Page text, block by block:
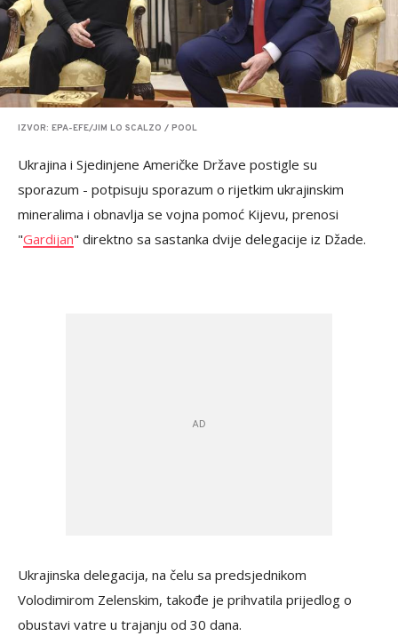
IZVOR: EPA-EFE/JIM LO SCALZO / POOL
Ukrajina i Sjedinjene Američke Države postigle su
sporazum - potpisuju sporazum o rijetkim ukrajinskim
mineralima i obnavlja se vojna pomoć Kijevu, prenosi
"Gardijan" direktno sa sastanka dvije delegacije iz Džade.
Ukrajinska delegacija, na čelu sa predsjednikom
Volodimirom Zelenskim, takođe je prihvatila prijedlog o
obustavi vatre u trajanju od 30 dana.